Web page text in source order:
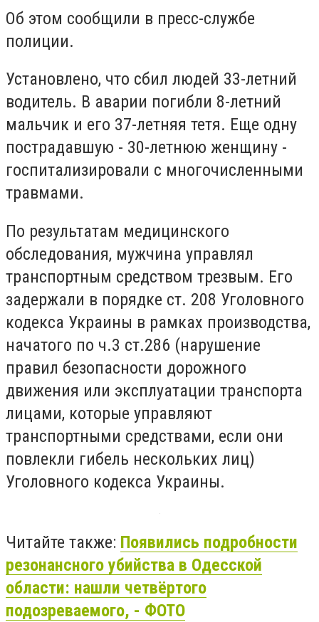
Об этом сообщили в пресс-службе
полиции.
Установлено, что сбил людей 33-летний
водитель. В аварии погибли 8-летний
мальчик и его 37-летняя тетя. Еще одну
пострадавшую - 30-летнюю женщину -
госпитализировали с многочисленными
травмами.
По результатам медицинского
обследования, мужчина управлял
транспортным средством трезвым. Его
задержали в порядке ст. 208 Уголовного
кодекса Украины в рамках производства,
начатого по ч.3 ст.286 (нарушение
правил безопасности дорожного
движения или эксплуатации транспорта
лицами, которые управляют
транспортными средствами, если они
повлекли гибель нескольких лиц)
Уголовного кодекса Украины.
Читайте также: Появились подробности
резонансного убийства в Одесской
области: нашли четвёртого
подозреваемого, - ФОТО